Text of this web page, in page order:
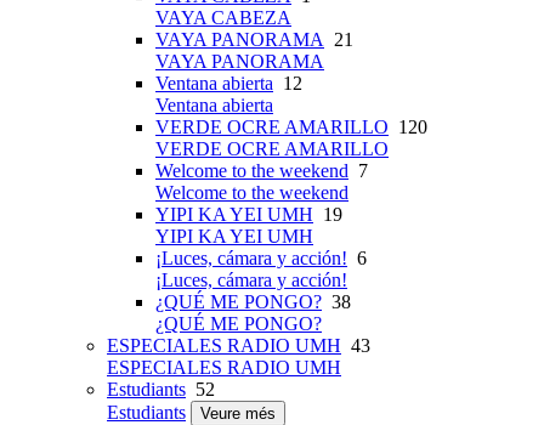
VAYA CABEZA
VAYA PANORAMA
21
VAYA PANORAMA
Ventana abierta 12
Ventana abierta
VERDE OCRE AMARILLO 120
VERDE OCRE AMARILLO
Welcome to the weekend 7
Welcome to the weekend
YIPI KA YEI UMH 19
YIPI KA YEI UMH
¡Luces, cámara y acción! 6
¡Luces, cámara y acción!
¿QUÉ ME PONGO? 38
¿QUÉ ME PONGO?
ESPECIALES RADIO UMH 43
ESPECIALES RADIO UMH
Estudiants 52
Estudiants
Veure més